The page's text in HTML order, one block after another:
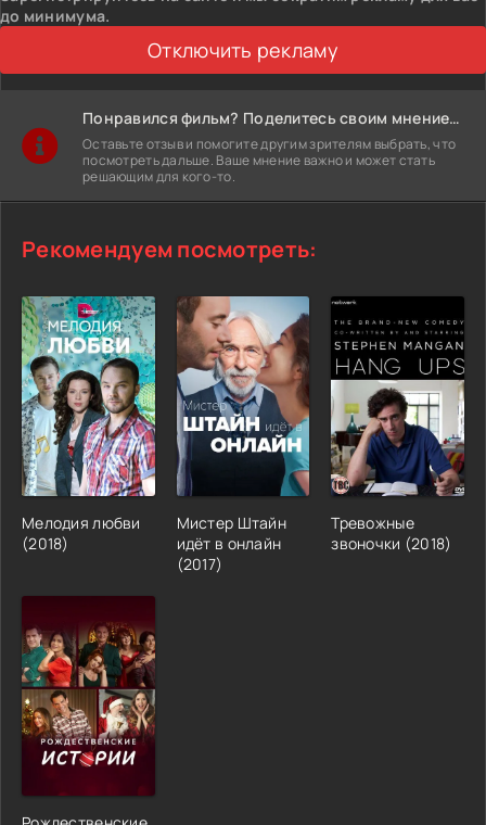
до минимума.
Отключить рекламу
Понравился фильм? Поделитесь своим мнением!
Оставьте отзыв и помогите другим зрителям выбрать, что
посмотреть дальше. Ваше мнение важно и может стать
решающим для кого-то.
Рекомендуем посмотреть:
Мелодия любви
(2018)
Мистер Штайн
идёт в онлайн
(2017)
Тревожные
звоночки (2018)